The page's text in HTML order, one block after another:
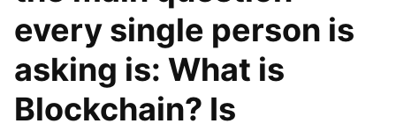
every single person is
asking is: What is
Blockchain? Is